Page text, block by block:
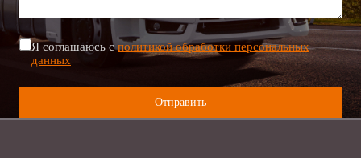
Я соглашаюсь сполитикой обработки персональных
данных